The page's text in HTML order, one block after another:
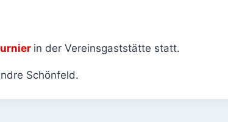
in der Vereinsgaststätte statt.
Schönfeld.